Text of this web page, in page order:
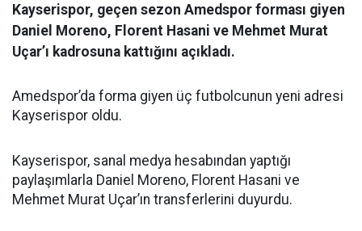
Kayserispor, geçen sezon Amedspor forması giyen
Daniel Moreno, Florent Hasani ve Mehmet Murat
Uçar’ı kadrosuna kattığını açıkladı.
Amedspor’da forma giyen üç futbolcunun yeni adresi
Kayserispor oldu.
Kayserispor, sanal medya hesabından yaptığı
paylaşımlarla Daniel Moreno, Florent Hasani ve
Mehmet Murat Uçar’ın transferlerini duyurdu.